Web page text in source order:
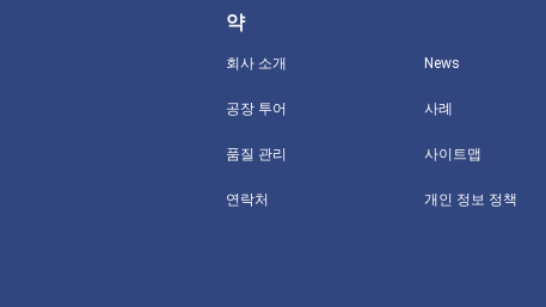
약
회사 소개
공장 투어
품질 관리
연락처
News
사례
사이트맵
개인 정보 정책